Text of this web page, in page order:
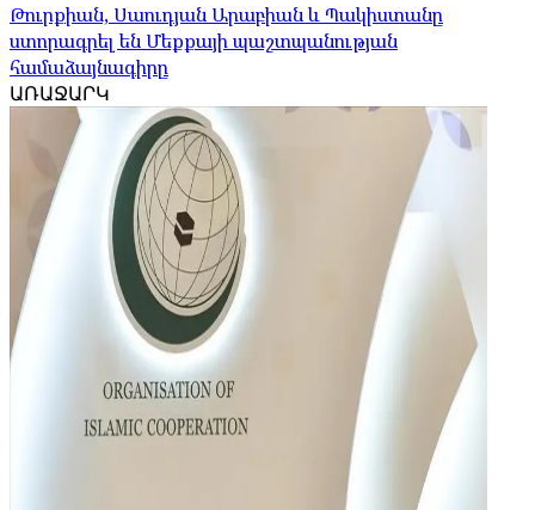
Թուրքիան, Սաուդյան Արաբիան և Պակիստանը
ստորագրել են Մեքքայի պաշտպանության
համաձայնագիրը
ԱՌԱՋԱՐԿ